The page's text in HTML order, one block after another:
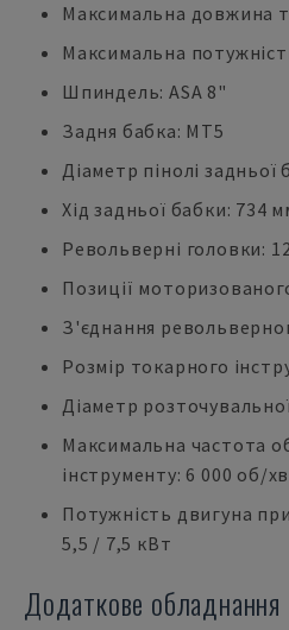
Максимальна довжина
Максимальна
Шпиндель: ASA 8"
Задня бабка: MT5
Діаметр пінолі задньої
Хід задньої бабки: 734
Револьверні головки:
Позиції
З'єднання
Розмір токарного
Діаметр
Максимальна частота
інструменту: 6 000 об/хв
Потужність двигуна
5,5 / 7,5 кВт
Додаткове обладнання